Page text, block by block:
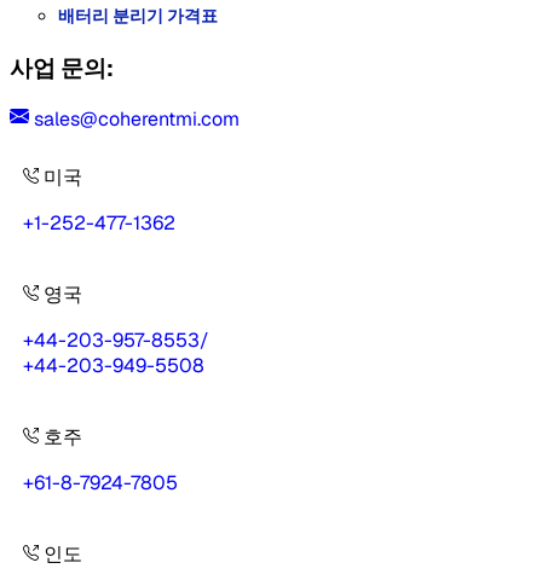
배터리 분리기 가격표
사업 문의:
sales@coherentmi.com
미국
+1-252-477-1362
영국
+44-203-957-8553/
+44-203-949-5508
호주
+61-8-7924-7805
인도